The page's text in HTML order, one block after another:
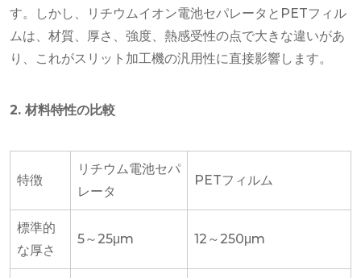
す。しかし、リチウムイオン電池セパレータとPETフィル
ムは、材質、厚さ、強度、熱感受性の点で大きな違いがあ
り、これがスリット加工機の汎用性に直接影響します。
2. 材料特性の比較
特徴
リチウム電池セパ
レータ
PETフィルム
標準的
な厚さ
5～25μm 12～250μm